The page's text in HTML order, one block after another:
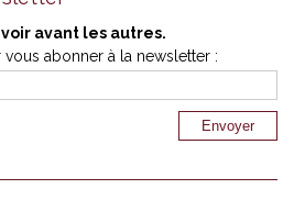
avant les autres.
abonner à la newsletter :